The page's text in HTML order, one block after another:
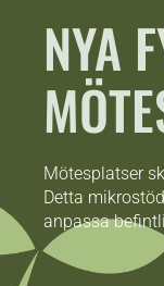
NYA
Mötesplatser
Detta
anpassa